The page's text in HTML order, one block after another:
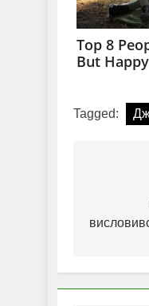
Tagged: